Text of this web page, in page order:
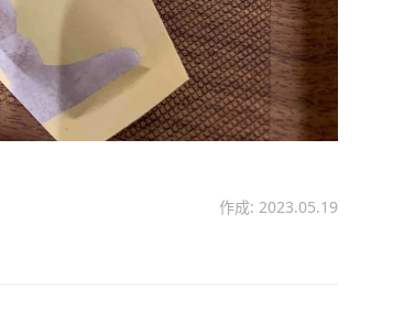
作成: 2023.05.19